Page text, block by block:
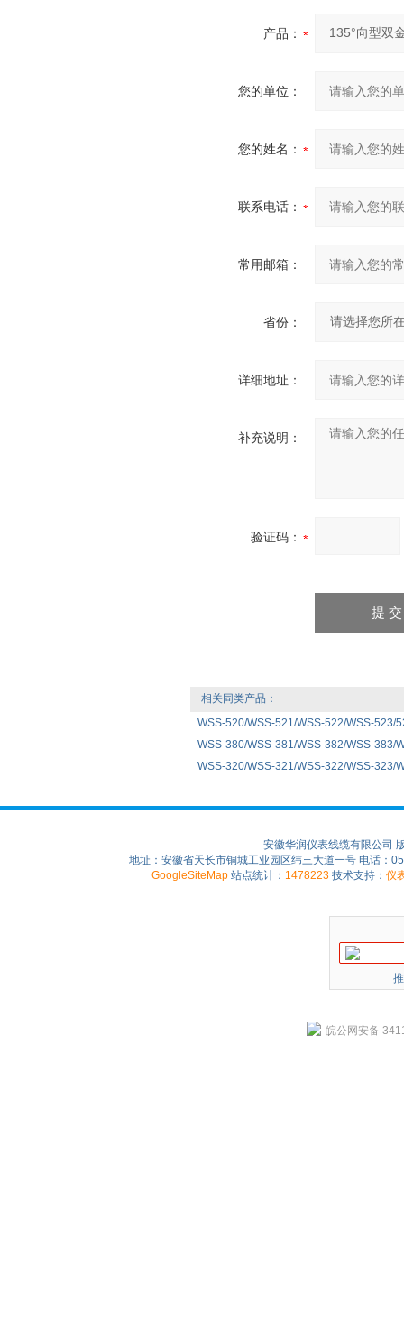
产品：
您的单位：
您的姓名：
联系电话：
常用邮箱：
省份：
详细地址：
补充说明：
验证码：
相关同类产品：
WSS-520/WSS-521/WSS-522/WSS-523/
WSS-380/WSS-381/WSS-382/WSS-383/
WSS-320/WSS-321/WSS-322/WSS-323/
安徽华润仪表线缆有限公司
地址：安徽省天长市铜城工业园区纬三大道一号 电话：
GoogleSiteMap 站点统计： 1478223 技术支持： 仪
皖公网安备